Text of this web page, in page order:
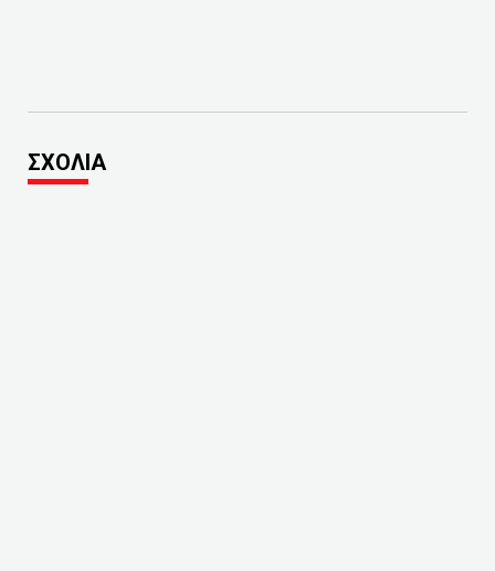
ΣΧΟΛΙΑ